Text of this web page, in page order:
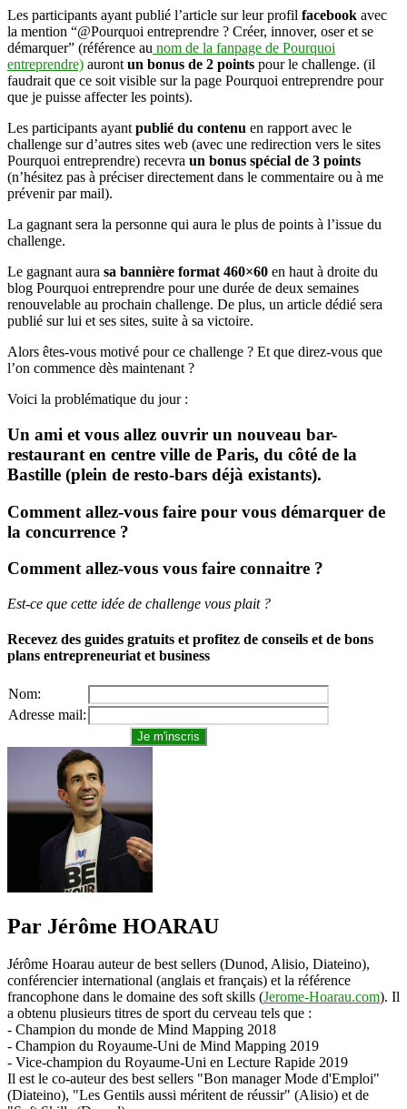
Les participants ayant publié l’article sur leur profil facebook avec
la mention “@Pourquoi entreprendre ? Créer, innover, oser et se
démarquer” (référence au nom de la fanpage de Pourquoi
entreprendre) auront un bonus de 2 points pour le challenge. (il
faudrait que ce soit visible sur la page Pourquoi entreprendre pour
que je puisse affecter les points).
Les participants ayant publié du contenu en rapport avec le
challenge sur d’autres sites web (avec une redirection vers le sites
Pourquoi entreprendre) recevra un bonus spécial de 3 points
(n’hésitez pas à préciser directement dans le commentaire ou à me
prévenir par mail).
La gagnant sera la personne qui aura le plus de points à l’issue du
challenge.
Le gagnant aura sa bannière format 460×60 en haut à droite du
blog Pourquoi entreprendre pour une durée de deux semaines
renouvelable au prochain challenge. De plus, un article dédié sera
publié sur lui et ses sites, suite à sa victoire.
Alors êtes-vous motivé pour ce challenge ? Et que direz-vous que
l’on commence dès maintenant ?
Voici la problématique du jour :
Un ami et vous allez ouvrir un nouveau bar-
restaurant en centre ville de Paris, du côté de la
Bastille (plein de resto-bars déjà existants).
Comment allez-vous faire pour vous démarquer de
la concurrence ?
Comment allez-vous vous faire connaitre ?
Est-ce que cette idée de challenge vous plait ?
Recevez des guides gratuits et profitez de conseils et de bons
plans entrepreneuriat et business
Nom:
Adresse mail:
Par Jérôme HOARAU
Jérôme Hoarau auteur de best sellers (Dunod, Alisio, Diateino),
conférencier international (anglais et français) et la référence
francophone dans le domaine des soft skills (Jerome-Hoarau.com). Il
a obtenu plusieurs titres de sport du cerveau tels que :
- Champion du monde de Mind Mapping 2018
- Champion du Royaume-Uni de Mind Mapping 2019
- Vice-champion du Royaume-Uni en Lecture Rapide 2019
Il est le co-auteur des best sellers "Bon manager Mode d'Emploi"
(Diateino), "Les Gentils aussi méritent de réussir" (Alisio) et de